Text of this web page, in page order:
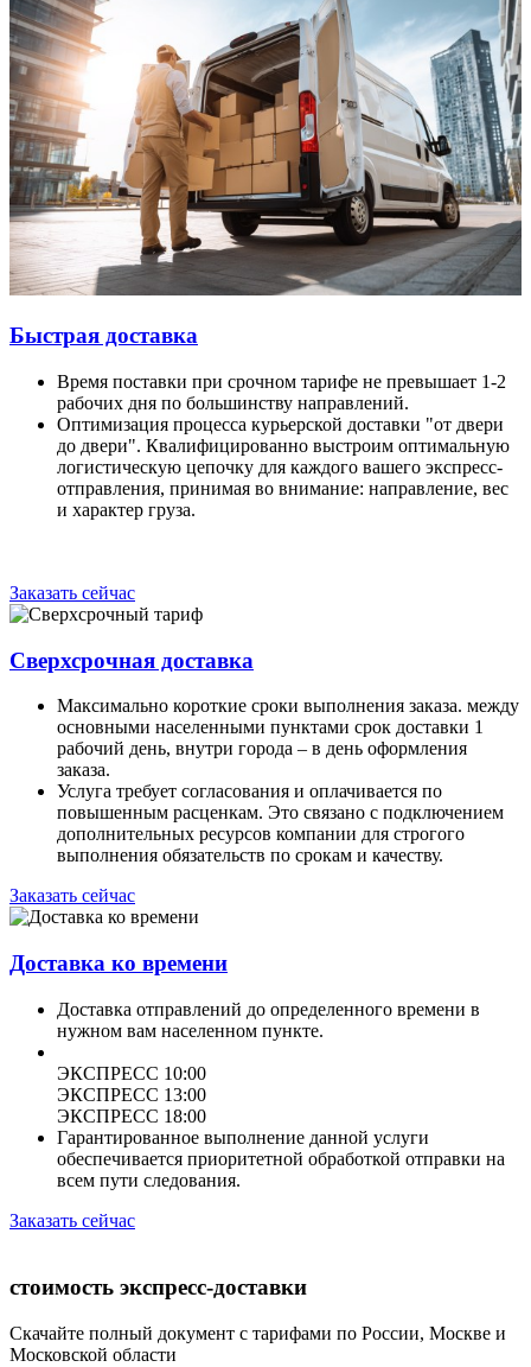
Быстрая доставка
Время поставки при срочном тарифе не превышает 1-2
рабочих дня по большинству направлений.
Оптимизация процесса курьерской доставки "от двери
до двери". Квалифицированно выстроим оптимальную
логистическую цепочку для каждого вашего экспресс-
отправления, принимая во внимание: направление, вес
и характер груза.
Заказать сейчас
Сверхсрочная доставка
Максимально короткие сроки выполнения заказа. между
основными населенными пунктами срок доставки 1
рабочий день, внутри города – в день оформления
заказа.
Услуга требует согласования и оплачивается по
повышенным расценкам. Это связано с подключением
дополнительных ресурсов компании для строгого
выполнения обязательств по срокам и качеству.
Заказать сейчас
Доставка ко времени
Доставка отправлений до определенного времени в
нужном вам населенном пункте.
ЭКСПРЕСС 10:00
ЭКСПРЕСС 13:00
ЭКСПРЕСС 18:00
Гарантированное выполнение данной услуги
обеспечивается приоритетной обработкой отправки на
всем пути следования.
Заказать сейчас
стоимость экспресс-доставки
Скачайте полный документ с тарифами по России, Москве и
Московской области